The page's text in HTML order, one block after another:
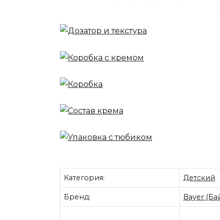
Категория: Детский
Бренд: Bayer